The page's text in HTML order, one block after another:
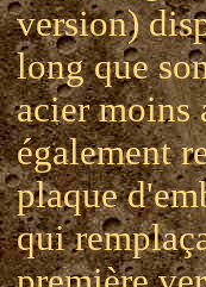
version)
long que
acier
également
plaque
qui